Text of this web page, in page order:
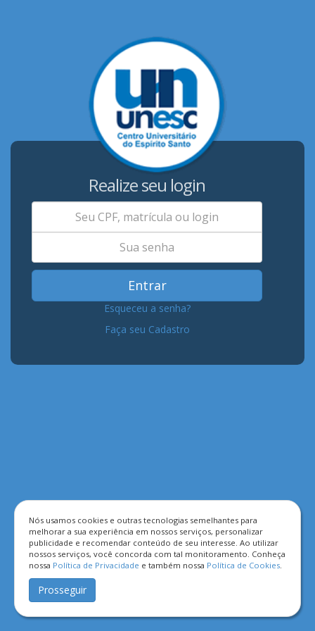
Realize seu login
Entrar
Esqueceu a senha?
Faça seu Cadastro
Nós usamos cookies e outras tecnologias semelhantes para
melhorar a sua experiência em nossos serviços, personalizar
publicidade e recomendar conteúdo de seu interesse. Ao utilizar
nossos serviços, você concorda com tal monitoramento. Conheça
nossa Política de Privacidade e também nossa Política de Cookies.
Prosseguir